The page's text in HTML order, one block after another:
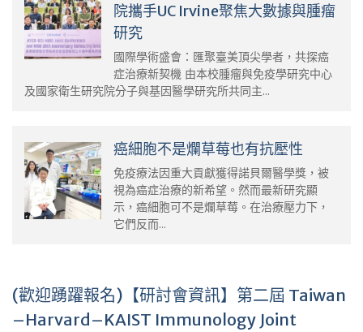
院攜手UC Irvine聚焦大數據與腫瘤
研究
國際學術盛會：匯聚臺美頂尖學者，共探癌
症治療新契機 由本校腫瘤與免疫學研究中心
及國家衛生研究院分子與基因醫學研究所共同主...
癌細胞不是爛草莓也有抗壓性
免疫療法因重大貢獻獲得諾貝爾醫學獎，被
視為癌症治療的新希望。然而最新研究顯
示，癌細胞可不是爛草莓。在治療壓力下，
它們反而...
(歡迎踴躍報名)【研討會資訊】第二屆 Taiwan
–Harvard–KAIST Immunology Joint